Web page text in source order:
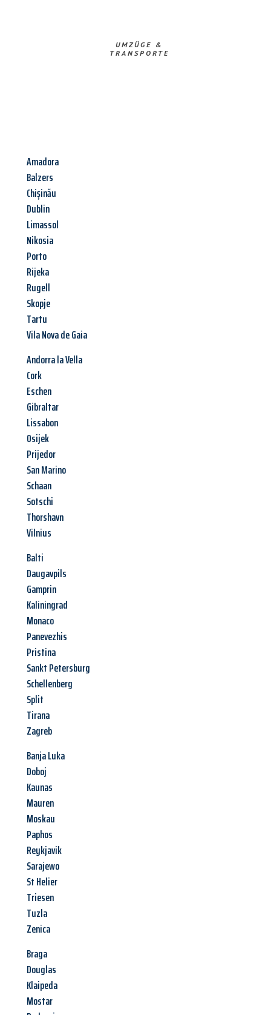
UMZÜGE &
TRANSPORTE
Amadora
Balzers
Chișinău
Dublin
Limassol
Nikosia
Porto
Rijeka
Rugell
Skopje
Tartu
Vila Nova de Gaia
Andorra la Vella
Cork
Eschen
Gibraltar
Lissabon
Osijek
Prijedor
San Marino
Schaan
Sotschi
Thorshavn
Vilnius
Balti
Daugavpils
Gamprin
Kaliningrad
Monaco
Panevezhis
Pristina
Sankt Petersburg
Schellenberg
Split
Tirana
Zagreb
Banja Luka
Doboj
Kaunas
Mauren
Moskau
Paphos
Reykjavik
Sarajewo
St Helier
Triesen
Tuzla
Zenica
Braga
Douglas
Klaipeda
Mostar